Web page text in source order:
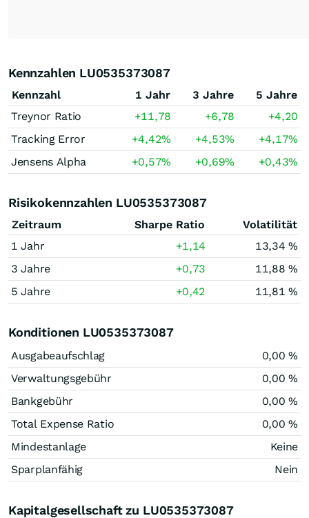
Kennzahlen LU0535373087
Kennzahl 1 Jahr 3 Jahre
5 Jahre
Treynor Ratio
+11,78 +6,78
+4,20
Tracking Error
+4,42% +4,53% +4,17%
Jensens Alpha
+0,57% +0,69% +0,43%
Risikokennzahlen LU0535373087
Zeitraum Sharpe Ratio
Volatilität
1 Jahr
+1,14
13,34 %
3 Jahre
+0,73
11,88 %
5 Jahre
+0,42 11,81 %
Konditionen LU0535373087
Ausgabeaufschlag
0,00 %
Verwaltungsgebühr
0,00 %
Bankgebühr
0,00 %
Total Expense Ratio
0,00 %
Mindestanlage
Keine
Sparplanfähig
Nein
Kapitalgesellschaft zu LU0535373087